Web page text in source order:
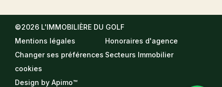
©2026 L'IMMOBILIÈRE DU GOLF
Mentions légales
Honoraires d'agence
Changer ses préférences
cookies
Secteurs Immobilier
Design by Apimo™